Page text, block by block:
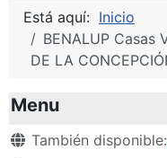
Está aquí: Inicio
BENALUP Casas
DE LA
Menu
Detalles
También disponible: